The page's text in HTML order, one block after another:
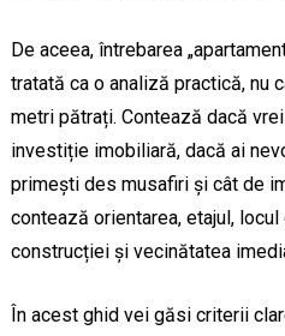
De aceea, întrebarea
tratată ca o analiză practică, nu
metri pătrați. Contează dacă
investiție imobiliară, dacă ai
primești des musafiri și cât de
contează orientarea, etajul,
construcției și vecinătatea
În acest ghid vei găsi criterii